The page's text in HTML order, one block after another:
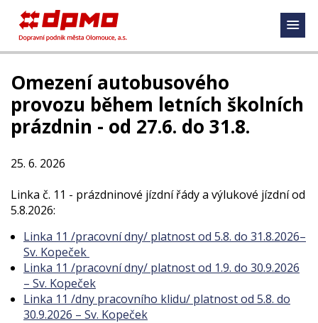
Omezení autobusového
provozu během letních školních
prázdnin - od 27.6. do 31.8.
25. 6. 2026
Linka č. 11 - prázdninové jízdní řády a výlukové jízdní od
5.8.2026:
Linka 11 /pracovní dny/ platnost od 5.8. do 31.8.2026–
Sv. Kopeček
Linka 11 /pracovní dny/ platnost od 1.9. do 30.9.2026
– Sv. Kopeček
Linka 11 /dny pracovního klidu/ platnost od 5.8. do
30.9.2026 – Sv. Kopeček